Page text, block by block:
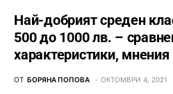
Най-добрият среден
500 до 1000 лв. –
характеристики, мнения
ОТ БОРЯНА ПОПОВА ОКТОМВРИ 4, 2021